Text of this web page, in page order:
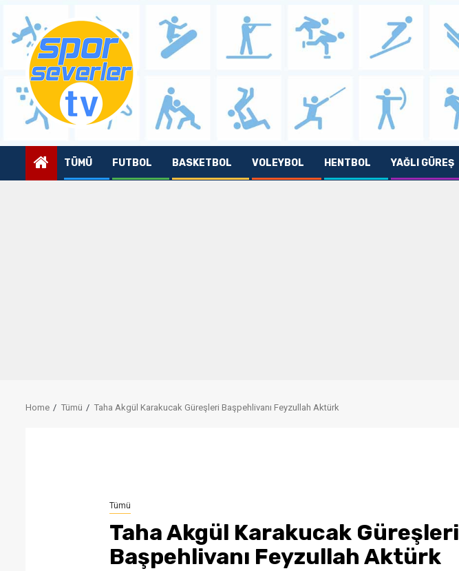
content
TÜMÜ FUTBOL BASKETBOL VOLEYBOL HENTBOL YAĞLI GÜREŞ
Home Tümü Taha Akgül Karakucak Güreşleri Başpehlivanı Feyzullah Aktürk
Tümü
Taha Akgül Karakucak Güreşleri
Başpehlivanı Feyzullah Aktürk